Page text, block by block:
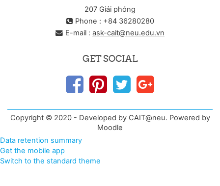
207 Giải phóng
Phone : +84 36280280
E-mail : ask-cait@neu.edu.vn
GET SOCIAL
Copyright © 2020 - Developed by CAIT@neu. Powered by
Moodle
Data retention summary
Get the mobile app
Switch to the standard theme